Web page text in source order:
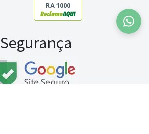
RA 1000
Segurança